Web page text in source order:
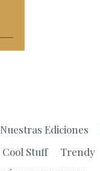
Nuestras Ediciones
Cool Stuff
Trendy